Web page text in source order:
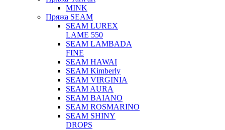
MINK
Пряжа SEAM
SEAM LUREX
LAME 550
SEAM LAMBADA
FINE
SEAM HAWAI
SEAM Kimberly
SEAM VIRGINIA
SEAM AURA
SEAM BAIANO
SEAM ROSMARINO
SEAM SHINY
DROPS